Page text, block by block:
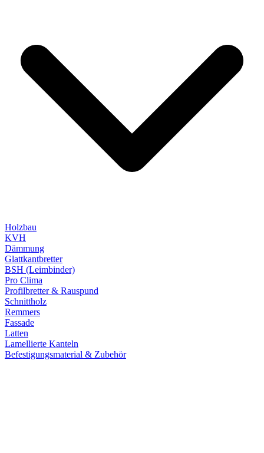
Holzbau
KVH
Dämmung
Glattkantbretter
BSH (Leimbinder)
Pro Clima
Profilbretter & Rauspund
Schnittholz
Remmers
Fassade
Latten
Lamellierte Kanteln
Befestigungsmaterial & Zubehör